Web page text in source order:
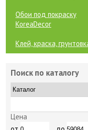
Обои под покраску
KoreaDecor
Клей, краска,
Поиск по каталогу
Цена